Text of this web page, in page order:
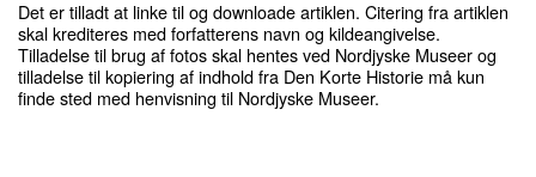
Det er tilladt at linke til og downloade artiklen. Citering fra artiklen
skal krediteres med forfatterens navn og kildeangivelse.
Tilladelse til brug af fotos skal hentes ved Nordjyske Museer og
tilladelse til kopiering af indhold fra Den Korte Historie må kun
finde sted med henvisning til Nordjyske Museer.